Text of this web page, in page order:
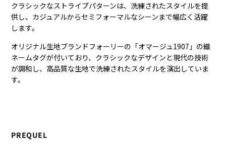
クラシックなストライプパターンは、洗練されたスタイルを提
供し、カジュアルからセミフォーマルなシーンまで幅広く活躍
します。
オリジナル生地ブランドフォーリーの「オマージュ1907」の織
ネームタグが付いており、クラシックなデザインと現代の技術
が調和し、高品質な生地で洗練されたスタイルを演出していま
す。
PREQUEL